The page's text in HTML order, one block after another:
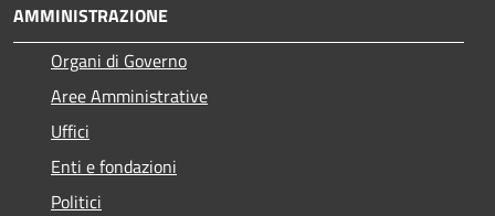
AMMINISTRAZIONE
Organi di Governo
Aree Amministrative
Uffici
Enti e fondazioni
Politici